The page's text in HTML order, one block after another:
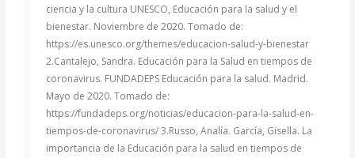
ciencia y la cultura UNESCO, Educación para la salud y el
bienestar. Noviembre de 2020. Tomado de:
https://es.unesco.org/themes/educacion-salud-y-bienestar
2.Cantalejo, Sandra. Educación para la Salud en tiempos de
coronavirus. FUNDADEPS Educación para la salud. Madrid.
Mayo de 2020. Tomado de:
https://fundadeps.org/noticias/educacion-para-la-salud-en-
tiempos-de-coronavirus/ 3.Russo, Analía. García, Gisella. La
importancia de la Educación para la salud en tiempos de